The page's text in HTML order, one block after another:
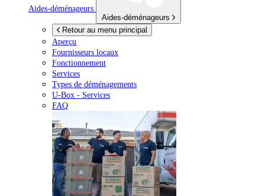
Aides-déménageurs
Aides-déménageurs
Retour au menu principal
Aperçu
Fournisseurs locaux
Fonctionnement
Services
Types de déménagements
U-Box - Services
FAQ